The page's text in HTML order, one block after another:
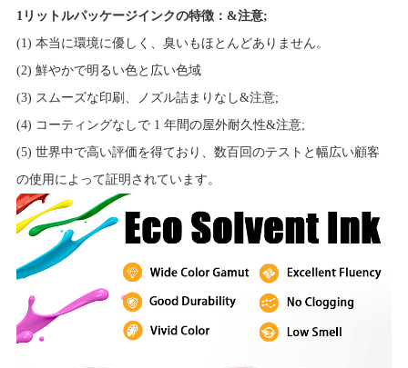
1リットルパッケージインクの特徴：&注意;
(1) 本当に環境に優しく、臭いもほとんどありません。
(2) 鮮やかで明るい色と広い色域
(3) スムーズな印刷、ノズル詰まりなし&注意;
(4) コーティングなしで 1 年間の屋外耐久性&注意;
(5) 世界中で高い評価を得ており、数百回のテストと幅広い顧客
の使用によって証明されています。